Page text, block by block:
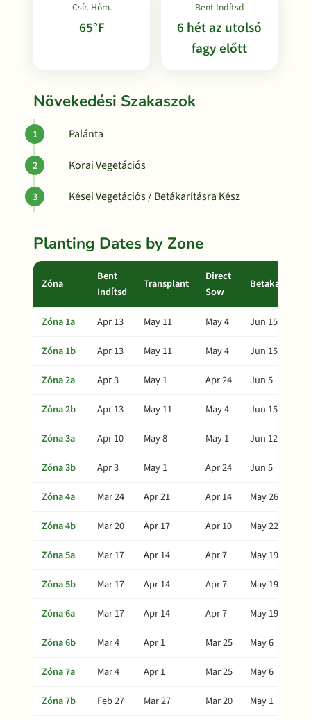
Csír. Hőm.
65°F
Bent Indítsd
6 hét az utolsó
fagy előtt
Növekedési Szakaszok
Palánta
Korai Vegetációs
Kései Vegetációs / Betákarításra Kész
Planting Dates by Zone
Zóna
Bent
Indítsd
Transplant
Direct
Sow
Betakarítás
Zóna 1a Apr 13 May 11 May 4
Jun 15
Zóna 1b
Apr 13 May 11 May 4
Jun 15
Zóna 2a
Apr 3 May 1 Apr 24
Jun 5
Zóna 2b
Apr 13 May 11 May 4
Jun 15
Zóna 3a
Apr 10 May 8 May 1
Jun 12
Zóna 3b
Apr 3 May 1 Apr 24
Jun 5
Zóna 4a
Mar 24 Apr 21 Apr 14
May 26
Zóna 4b
Mar 20 Apr 17 Apr 10
May 22
Zóna 5a
Mar 17 Apr 14 Apr 7
May 19
Zóna 5b
Mar 17 Apr 14 Apr 7
May 19
Zóna 6a
Mar 17 Apr 14 Apr 7
May 19
Zóna 6b
Mar 4 Apr 1 Mar 25
May 6
Zóna 7a
Mar 4 Apr 1 Mar 25
May 6
Zóna 7b
Feb 27 Mar 27 Mar 20 May 1